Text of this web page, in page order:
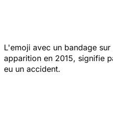
L'emoji avec un bandage
apparition en 2015, signifie
eu un accident.